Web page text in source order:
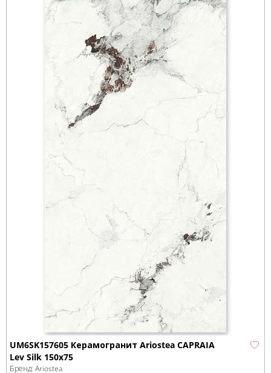
UM6SK157605 Керамогранит Ariostea CAPRAIA
Lev Silk 150х75
Бренд: Ariostea